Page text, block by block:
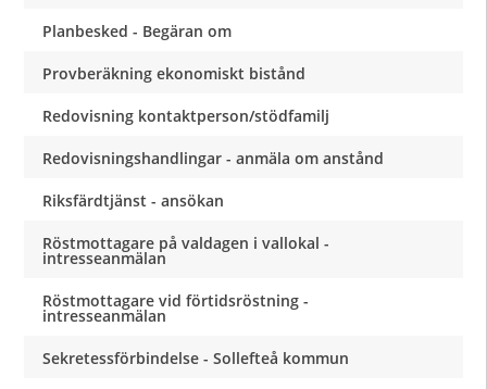
Planbesked - Begäran om
Provberäkning ekonomiskt bistånd
Redovisning kontaktperson/stödfamilj
Redovisningshandlingar - anmäla om anstånd
Riksfärdtjänst - ansökan
Röstmottagare på valdagen i vallokal -
intresseanmälan
Röstmottagare vid förtidsröstning -
intresseanmälan
Sekretessförbindelse - Sollefteå kommun